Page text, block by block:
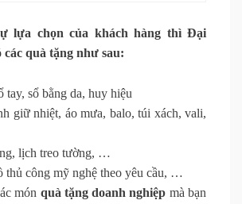
lựa chọn của khách hàng thì Đại
quà tặng như sau:
tay, sổ bằng da, huy hiệu
giữ nhiệt, áo mưa, balo, túi xách, vali,
lịch treo tường, …
thủ công mỹ nghệ theo yêu cầu, …
món quà tặng doanh nghiệp mà bạn